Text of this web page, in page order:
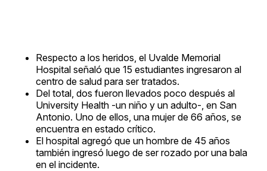
Respecto a los heridos, el Uvalde Memorial
Hospital señaló que 15 estudiantes ingresaron al
centro de salud para ser tratados.
Del total, dos fueron llevados poco después al
University Health -un niño y un adulto-, en San
Antonio. Uno de ellos, una mujer de 66 años, se
encuentra en estado crítico.
El hospital agregó que un hombre de 45 años
también ingresó luego de ser rozado por una bala
en el incidente.